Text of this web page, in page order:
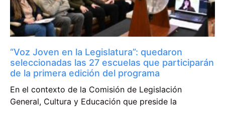
“Voz Joven en la Legislatura”: quedaron
seleccionadas las 27 escuelas que participarán
de la primera edición del programa
En el contexto de la Comisión de Legislación
General, Cultura y Educación que preside la